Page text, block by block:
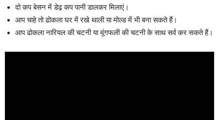
दो कप बेसन में डेढ़ कप पानी डालकर मिलाएं।
आप चाहे तो ढोकला घर में रखे थाली या मोल्ड में भी बना सकते हैं।
आप ढोकला नारियल की चटनी या मूंगफली की चटनी के साथ सर्व कर सकते हैं।